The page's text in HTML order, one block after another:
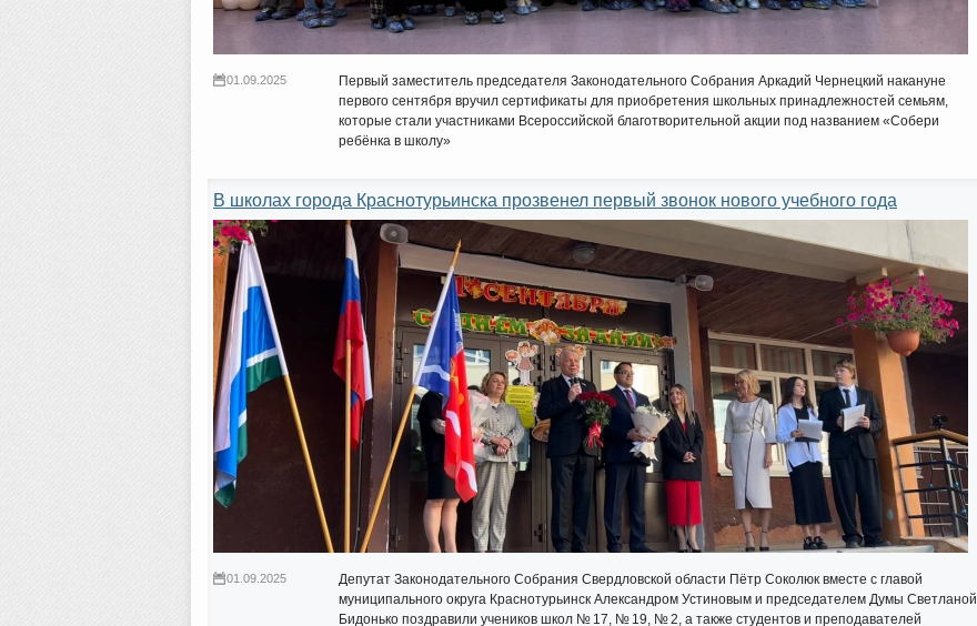
01.09.2025
Первый заместитель председателя Законодательного Собрания Аркадий Чернецкий накануне
первого сентября вручил сертификаты для приобретения школьных принадлежностей семьям,
которые стали участниками Всероссийской благотворительной акции под названием «Собери
ребёнка в школу»
В школах города Краснотурьинска прозвенел первый звонок нового учебного года
01.09.2025
Депутат Законодательного Собрания Свердловской области Пётр Соколюк вместе с главой
муниципального округа Краснотурьинск Александром Устиновым и председателем Думы Светланой
Бидонько поздравили учеников школ № 17, № 19, № 2, а также студентов и преподавателей